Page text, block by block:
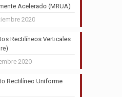
Acelerado (MRUA)
2020
Rectilíneos Verticales
2020
Rectilíneo Uniforme